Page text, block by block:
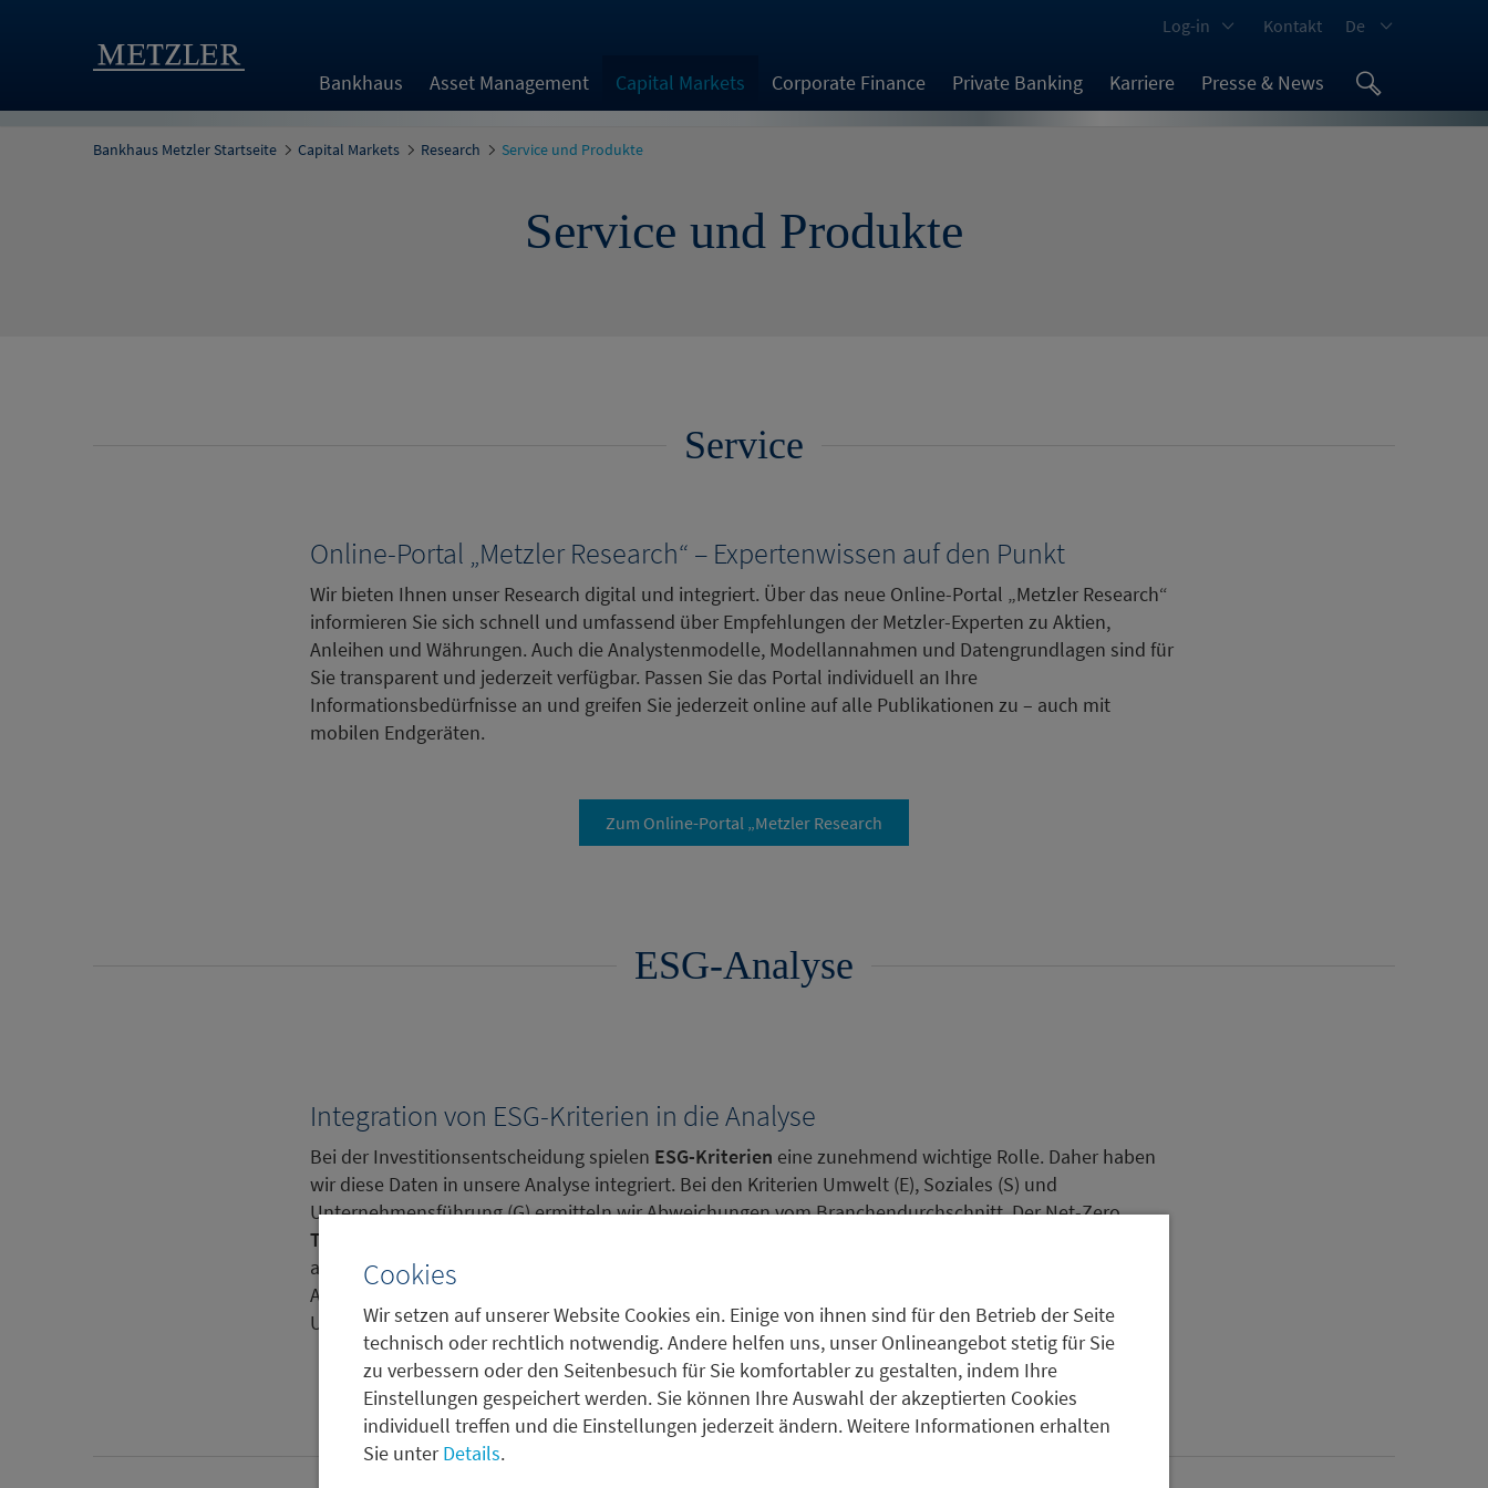
Cookies
Wir setzen auf unserer Website Cookies ein. Einige von ihnen sind für den Betrieb der Seite
technisch oder rechtlich notwendig. Andere helfen uns, unser Onlineangebot stetig für Sie
zu verbessern oder den Seitenbesuch für Sie komfortabler zu gestalten, indem Ihre
Einstellungen gespeichert werden. Sie können Ihre Auswahl der akzeptierten Cookies
individuell treffen und die Einstellungen jederzeit ändern. Weitere Informationen erhalten
Sie unterDetails.
Bankhaus Asset Management Capital Markets Corporate Finance Private Banking Karriere Presse & News
Log-in Kontakt De
Bankhaus Metzler Startseite Capital Markets Research Service und Produkte
Service und Produkte
Service
Online-Portal „Metzler Research“ – Expertenwissen auf den Punkt
Wir bieten Ihnen unser Research digital und integriert. Über das neue Online-Portal „Metzler Research“
informieren Sie sich schnell und umfassend über Empfehlungen der Metzler-Experten zu Aktien,
Anleihen und Währungen. Auch die Analystenmodelle, Modellannahmen und Datengrundlagen sind für
Sie transparent und jederzeit verfügbar. Passen Sie das Portal individuell an Ihre
Informationsbedürfnisse an und greifen Sie jederzeit online auf alle Publikationen zu – auch mit
mobilen Endgeräten.
Zum Online-Portal „Metzler Research
ESG-Analyse
Integration von ESG-Kriterien in die Analyse
Bei der Investitionsentscheidung spielen ESG-Kriterien eine zunehmend wichtige Rolle. Daher haben
wir diese Daten in unsere Analyse integriert. Bei den Kriterien Umwelt (E), Soziales (S) und
Unternehmensführung (G) ermitteln wir Abweichungen vom Branchendurchschnitt. Der Net-Zero
Transformation Risk Indicator
auch die Kompatibilität der aktuellen Produktpalette eines Unternehmens mit den Klimazielen.
Außerdem einbezogen werden die bereits ergriffenen Maßnahmen und die Fähigkeit des
Unternehmens, Klimarisiken anzugehen.